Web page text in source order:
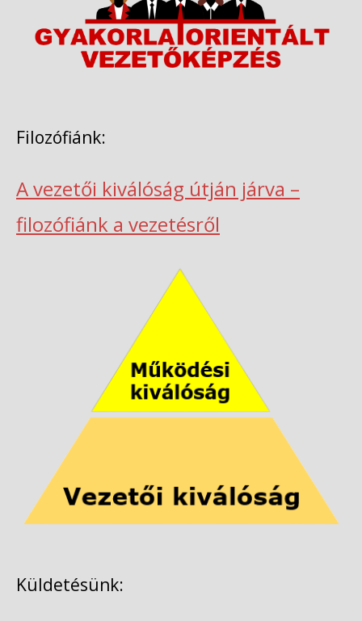
Filozófiánk:
A vezetői kiválóság útján járva –
filozófiánk a vezetésről
Küldetésünk: